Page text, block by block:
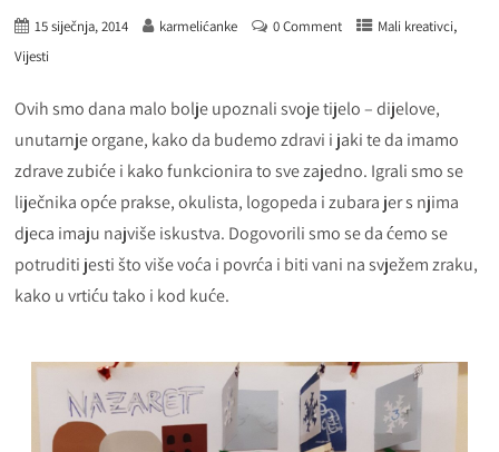
15 siječnja, 2014 karmelićanke 0 Comment Mali kreativci,
Vijesti
Ovih smo dana malo bolje upoznali svoje tijelo – dijelove,
unutarnje organe, kako da budemo zdravi i jaki te da imamo
zdrave zubiće i kako funkcionira to sve zajedno. Igrali smo se
liječnika opće prakse, okulista, logopeda i zubara jer s njima
djeca imaju najviše iskustva. Dogovorili smo se da ćemo se
potruditi jesti što više voća i povrća i biti vani na svježem zraku,
kako u vrtiću tako i kod kuće.